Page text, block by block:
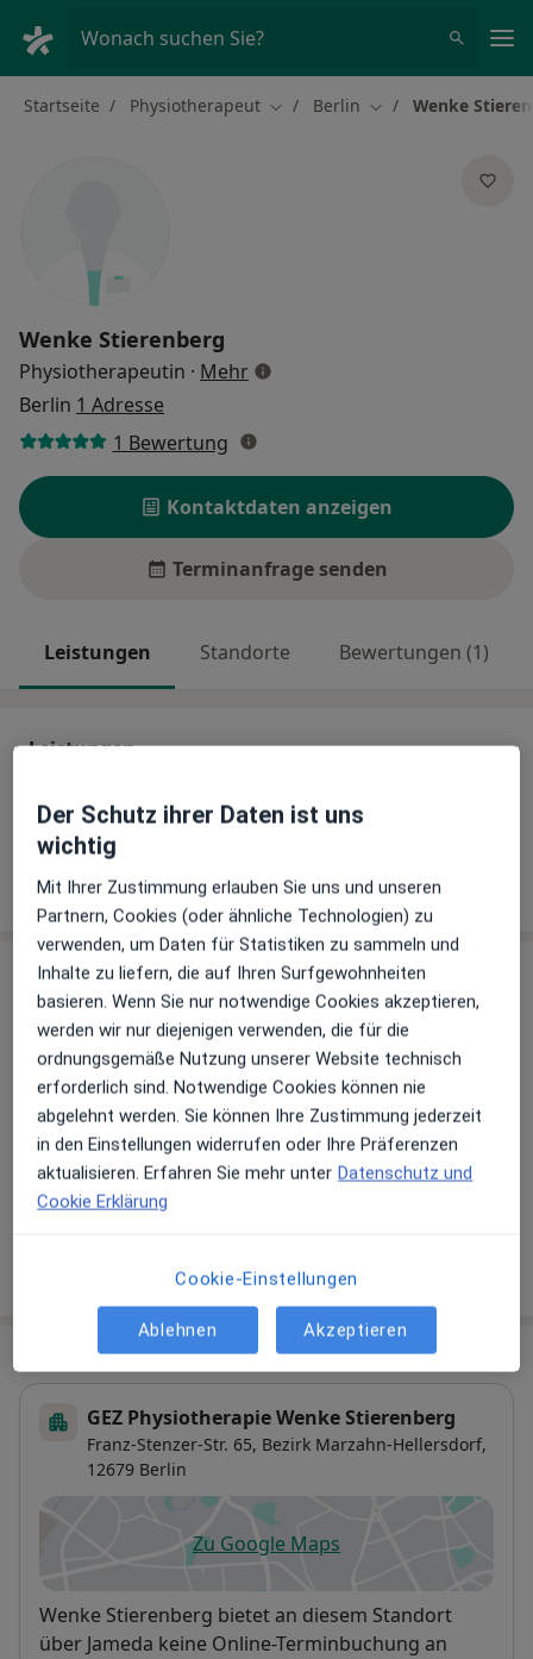
Wonach suchen Sie?
Startseite Physiotherapeut Stadt ändern
Berlin Stadt ändern
Wenke
Wenke Stierenberg
Physiotherapeutin · Mehrüber Spezialisierungen
Berlin 1 Adresse
1 Bewertung
Kontaktdaten anzeigen
Terminanfrage senden
Leistungen Standorte Bewertungen (1)
Leistungen
Auf diesem Profil wurden noch keine Informationen
Sind Sie Wenke Stierenberg? Arzt-Info
Hinterlegen Sie kostenlos ein Portraitbild, Ihre
Sprechzeiten und Leistungen. Dadurch werden Sie
besser gefunden. Lassen Sie sich außerdem bereits
vor Veröffentlichung kostenfrei über neue
Patienten-Feedbacks per E-Mail informieren.
GEZ Physiotherapie Wenke Stierenberg
Franz-Stenzer-Str. 65, Bezirk Marzahn-Hellersdorf,
12679 Berlin
Zu Google Mapsöffnet in einer neuen
Verfügbarkeit
Wenke Stierenberg bietet an diesem Standort
über Jameda keine Online-Terminbuchung an
Der Schutz ihrer Daten ist uns
wichtig
Mit Ihrer Zustimmung erlauben Sie uns und unseren
Partnern, Cookies (oder ähnliche Technologien) zu
verwenden, um Daten für Statistiken zu sammeln und
Inhalte zu liefern, die auf Ihren Surfgewohnheiten
basieren. Wenn Sie nur notwendige Cookies akzeptieren,
werden wir nur diejenigen verwenden, die für die
ordnungsgemäße Nutzung unserer Website technisch
erforderlich sind. Notwendige Cookies können nie
abgelehnt werden. Sie können Ihre Zustimmung jederzeit
in den Einstellungen widerrufen oder Ihre Präferenzen
aktualisieren. Erfahren Sie mehr unter Datenschutz und
Cookie Erklärung
Cookie-Einstellungen
Ablehnen Akzeptieren